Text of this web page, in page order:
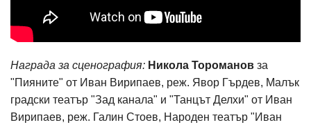
Награда за сценография: Никола Тороманов за
"Пияните" от Иван Вирипаев, реж. Явор Гърдев, Малък
градски театър "Зад канала" и "Танцът Делхи" от Иван
Вирипаев, реж. Галин Стоев, Народен театър "Иван